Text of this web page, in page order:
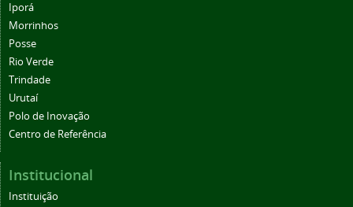
Iporá
Morrinhos
Posse
Rio Verde
Trindade
Urutaí
Polo de Inovação
Centro de Referência
Institucional
Instituição